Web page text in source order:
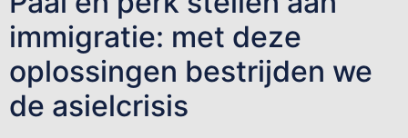
immigratie: met deze
oplossingen bestrijden we
de asielcrisis